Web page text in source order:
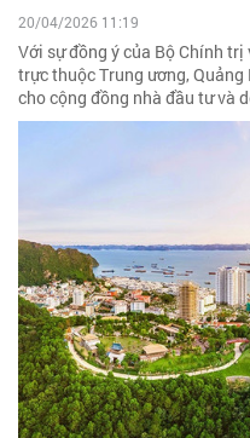
20/04/2026 11:19
Với sự đồng ý của Bộ Chính
trực thuộc Trung ương,
cho cộng đồng nhà đầu tư và